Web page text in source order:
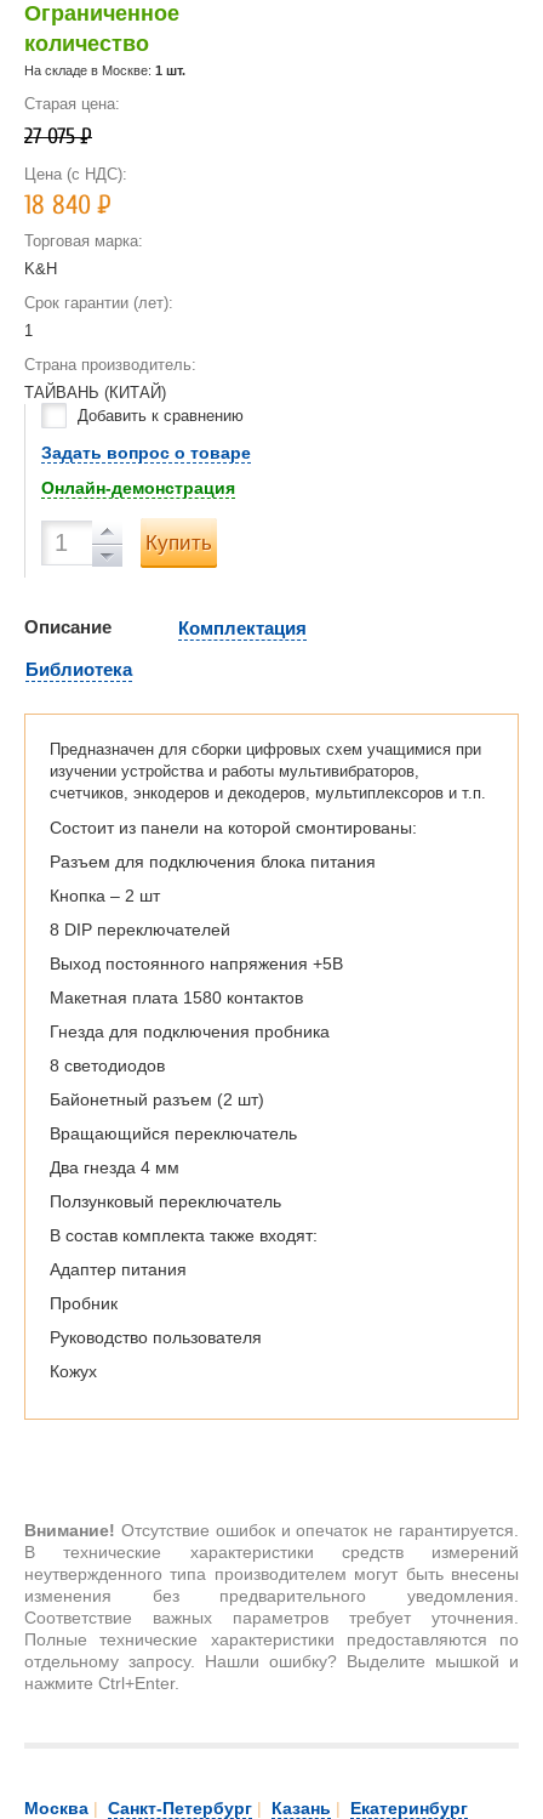
Ограниченное
количество
На складе в Москве: 1 шт.
Старая цена:
27 075Р
Цена (с НДС):
18 840Р
Торговая марка:
K&H
Срок гарантии (лет):
1
Страна производитель:
ТАЙВАНЬ (КИТАЙ)
Добавить к сравнению
Задать вопрос о товаре
Онлайн-демонстрация
Купить
Описание
Комплектация
Библиотека
Предназначен для сборки цифровых схем учащимися при
изучении устройства и работы мультивибраторов,
счетчиков, энкодеров и декодеров, мультиплексоров и т.п.
Состоит из панели на которой смонтированы:
Разъем для подключения блока питания
Кнопка – 2 шт
8 DIP переключателей
Выход постоянного напряжения +5В
Макетная плата 1580 контактов
Гнезда для подключения пробника
8 светодиодов
Байонетный разъем (2 шт)
Вращающийся переключатель
Два гнезда 4 мм
Ползунковый переключатель
В состав комплекта также входят:
Адаптер питания
Пробник
Руководство пользователя
Кожух
Внимание! Отсутствие ошибок и опечаток не гарантируется.
В технические характеристики средств измерений
неутвержденного типа производителем могут быть внесены
изменения без предварительного уведомления.
Соответствие важных параметров требует уточнения.
Полные технические характеристики предоставляются по
отдельному запросу. Нашли ошибку? Выделите мышкой и
нажмите Ctrl+Enter.
Москва | Санкт-Петербург | Казань | Екатеринбург